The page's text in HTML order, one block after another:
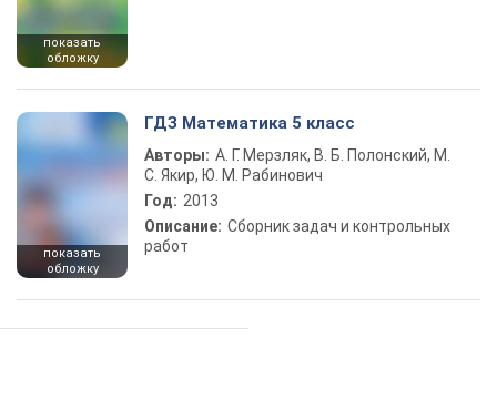
показать
обложку
показать
обложку
ГДЗ Математика 5 класс
Авторы: А. Г. Мерзляк, В. Б. Полонский, М.
С. Якир, Ю. М. Рабинович
Год: 2013
Описание: Сборник задач и контрольных
работ